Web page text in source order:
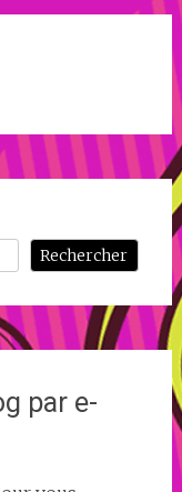
Rechercher
par e-